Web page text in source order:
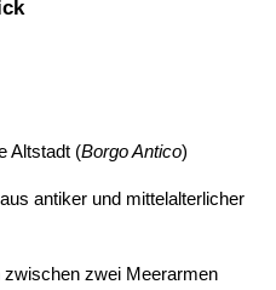
Altstadt (Borgo Antico)
antiker und mittelalterlicher
zwischen zwei Meerarmen